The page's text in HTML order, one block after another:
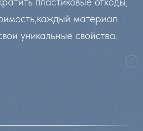
материал
уникальные свойства.